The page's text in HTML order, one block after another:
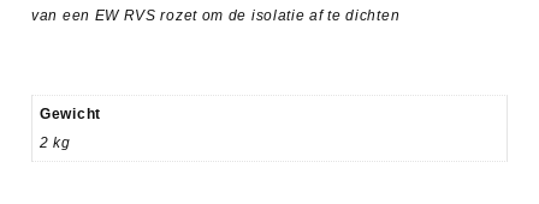
van een EW RVS rozet om de isolatie af te dichten
Gewicht
2 kg